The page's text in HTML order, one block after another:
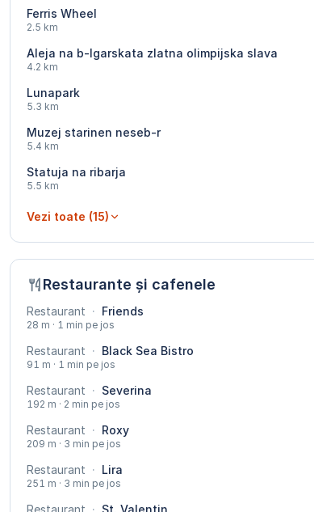
Ferris Wheel
2.5 km
Aleja na b-lgarskata zlatna olimpijska slava
4.2 km
Lunapark
5.3 km
Muzej starinen neseb-r
5.4 km
Statuja na ribarja
5.5 km
Vezi toate (15)
Restaurante și cafenele
Restaurant · Friends
28 m · 1 min pe jos
Restaurant · Black Sea Bistro
91 m · 1 min pe jos
Restaurant · Severina
192 m · 2 min pe jos
Restaurant · Roxy
209 m · 3 min pe jos
Restaurant · Lira
251 m · 3 min pe jos